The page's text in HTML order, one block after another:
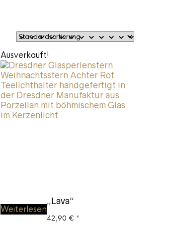
Ausverkauft!
Weiterlesen
„Lava“
42,90 € *